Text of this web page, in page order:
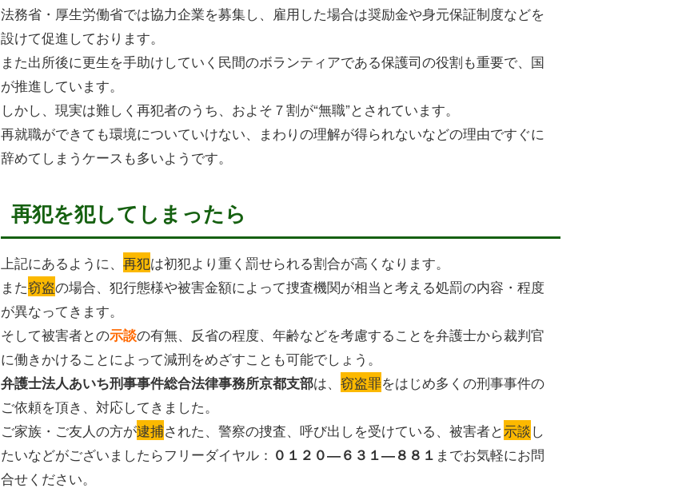
法務省・厚生労働省では協力企業を募集し、雇用した場合は奨励金や身元保証制度などを
設けて促進しております。
また出所後に更生を手助けしていく民間のボランティアである保護司の役割も重要で、国
が推進しています。
しかし、現実は難しく再犯者のうち、およそ７割が“無職”とされています。
再就職ができても環境についていけない、まわりの理解が得られないなどの理由ですぐに
辞めてしまうケースも多いようです。
再犯を犯してしまったら
上記にあるように、 再犯は初犯より重く罰せられる割合が高くなります。
また窃盗の場合、犯行態様や被害金額によって捜査機関が相当と考える処罰の内容・程度
が異なってきます。
そして被害者との示談の有無、反省の程度、年齢などを考慮することを弁護士から裁判官
に働きかけることによって減刑をめざすことも可能でしょう。
弁護士法人あいち刑事事件総合法律事務所京都支部は、 窃盗罪をはじめ多くの刑事事件の
ご依頼を頂き、対応してきました。
ご家族・ご友人の方が逮捕された、警察の捜査、呼び出しを受けている、被害者と示談し
たいなどがございましたらフリーダイヤル： ０１２０―６３１―８８１ までお気軽にお問
合せください。